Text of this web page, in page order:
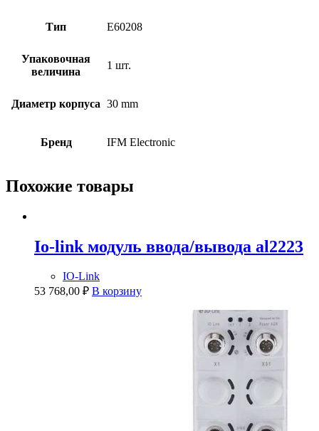
Тип E60208
Упаковочная
величина
1 шт.
Диаметр корпуса 30 mm
Бренд IFM Electronic
Похожие товары
Io-link модуль ввода/вывода al2223
IO-Link
53 768,00 ₽ В корзину